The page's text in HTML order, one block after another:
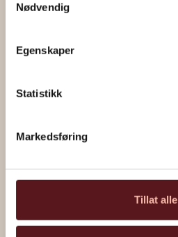
Nødvendig
Egenskaper
Statistikk
Markedsføring
Tillat alle